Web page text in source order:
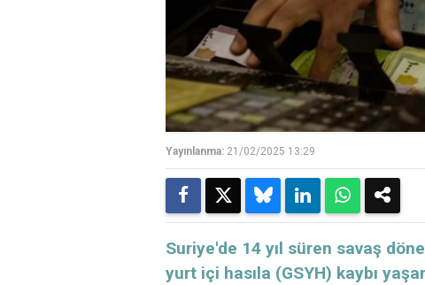
Yayınlanma: 21/02/2025 13:29
Suriye'de 14 yıl süren savaş
yurt içi hasıla (GSYH) kaybı